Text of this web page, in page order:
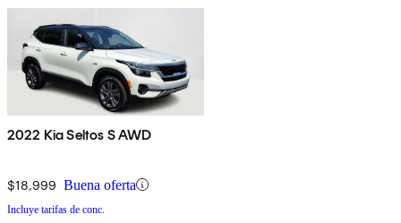
2022 Kia Seltos S AWD
$18,999 Buena oferta
Incluye tarifas de conc.